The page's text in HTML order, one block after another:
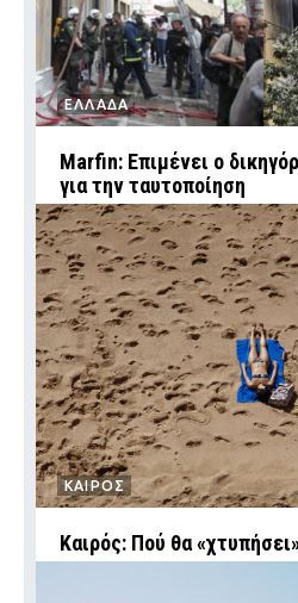
ΕΛΛΑΔΑ
Marfin: Επιμένει ο
για την ταυτοποίηση
ΚΑΙΡΟΣ
Καιρός: Πού θα